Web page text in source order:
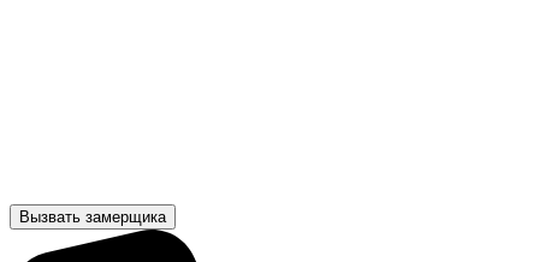
Вызвать замерщика